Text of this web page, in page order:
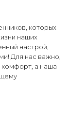
которых
наших
настрой,
Для нас важно,
а наша